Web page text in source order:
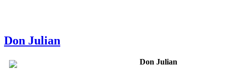
Don Julian
Don Julian